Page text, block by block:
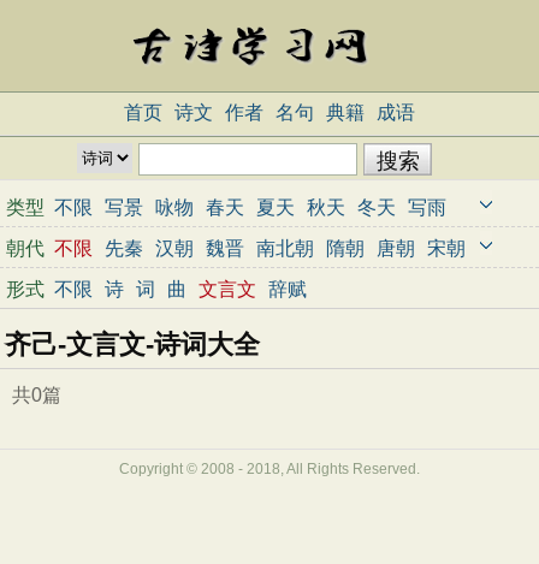
首页 诗文 作者 名句 典籍 成语
类型 不限 写景 咏物 春天 夏天 秋天 冬天
写雨
写雪
写风 写花 梅花 荷花 菊花 柳树
月亮
山水 写山 写水 长江 黄河 儿童 写鸟
写马
田园 边塞 地名 抒情 爱国 离别 送别 思乡
思念 爱情 励志 哲理 闺怨
母亲 友情 战争 读书 惜时 婉约 豪放 诗经
民谣
咏史怀古 宋词精选 小学古诗 初中古诗
朝代 不限 先秦 汉朝 魏晋 南北朝 隋朝 唐朝
宋朝
元朝
明朝 清朝 近代 当代
形式 不限 诗 词 曲 文言文 辞赋
齐己-文言文-诗词大全
共0篇
Copyright © 2008 - 2018, All Rights Reserved.